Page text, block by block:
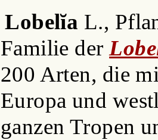
Lobelĭa L.,
Familie der
200 Arten, die
Europa und
ganzen Tropen